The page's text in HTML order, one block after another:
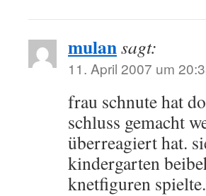
mulansagt:
11. April 2007 um
frau schnute hat
schluss gemacht
überreagiert hat.
kindergarten
knetfiguren spielte.